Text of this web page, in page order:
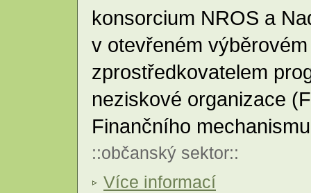
konsorcium NROS a
v otevřeném
zprostředkovatelem
neziskové organizace
Finančního
::občanský sektor::
Více informací